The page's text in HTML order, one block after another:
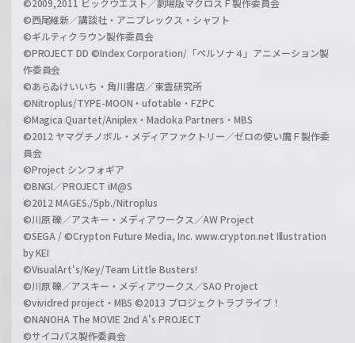
©西尾維新／講談社・アニプレックス・シャフト
©ギルティクラウン製作委員会
©PROJECT DD ©Index Corporation/「ペルソナ４」アニメーション製
作委員会
©あらゐけいいち・角川書店／東雲研究所
©Nitroplus/TYPE-MOON・ufotable・FZPC
©Magica Quartet/Aniplex・Madoka Partners・MBS
©2012 ヤマグチノボル・メディアファクトリー／ゼロの使い魔Ｆ製作委
員会
©Project シンフォギア
©BNGI／PROJECT iM@S
©2012 MAGES./5pb./Nitroplus
©川原 礫／アスキー・メディアワークス／AW Project
©SEGA / ©Crypton Future Media, Inc. www.crypton.net Illustration
by KEI
©VisualArt's/Key/Team Little Busters!
©川原 礫／アスキー・メディアワークス／SAO Project
©vividred project・MBS ©2013 プロジェクトラブライブ！
©NANOHA The MOVIE 2nd A's PROJECT
©サイコパス製作委員会